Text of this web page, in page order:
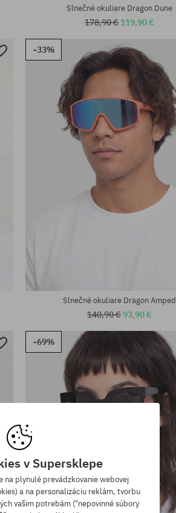
univerzálna veľkosť
Slnečné okuliare Dragon Dune
178,90 € 119,90 €
-33%
Slnečné okuliare Dragon Amped
140,90 €93,90 €
-69%
v Supersklepe
na plynulé prevádzkovanie webovej
a na personalizáciu reklám, tvorbu
vašim potrebám ("nepovinné súbory